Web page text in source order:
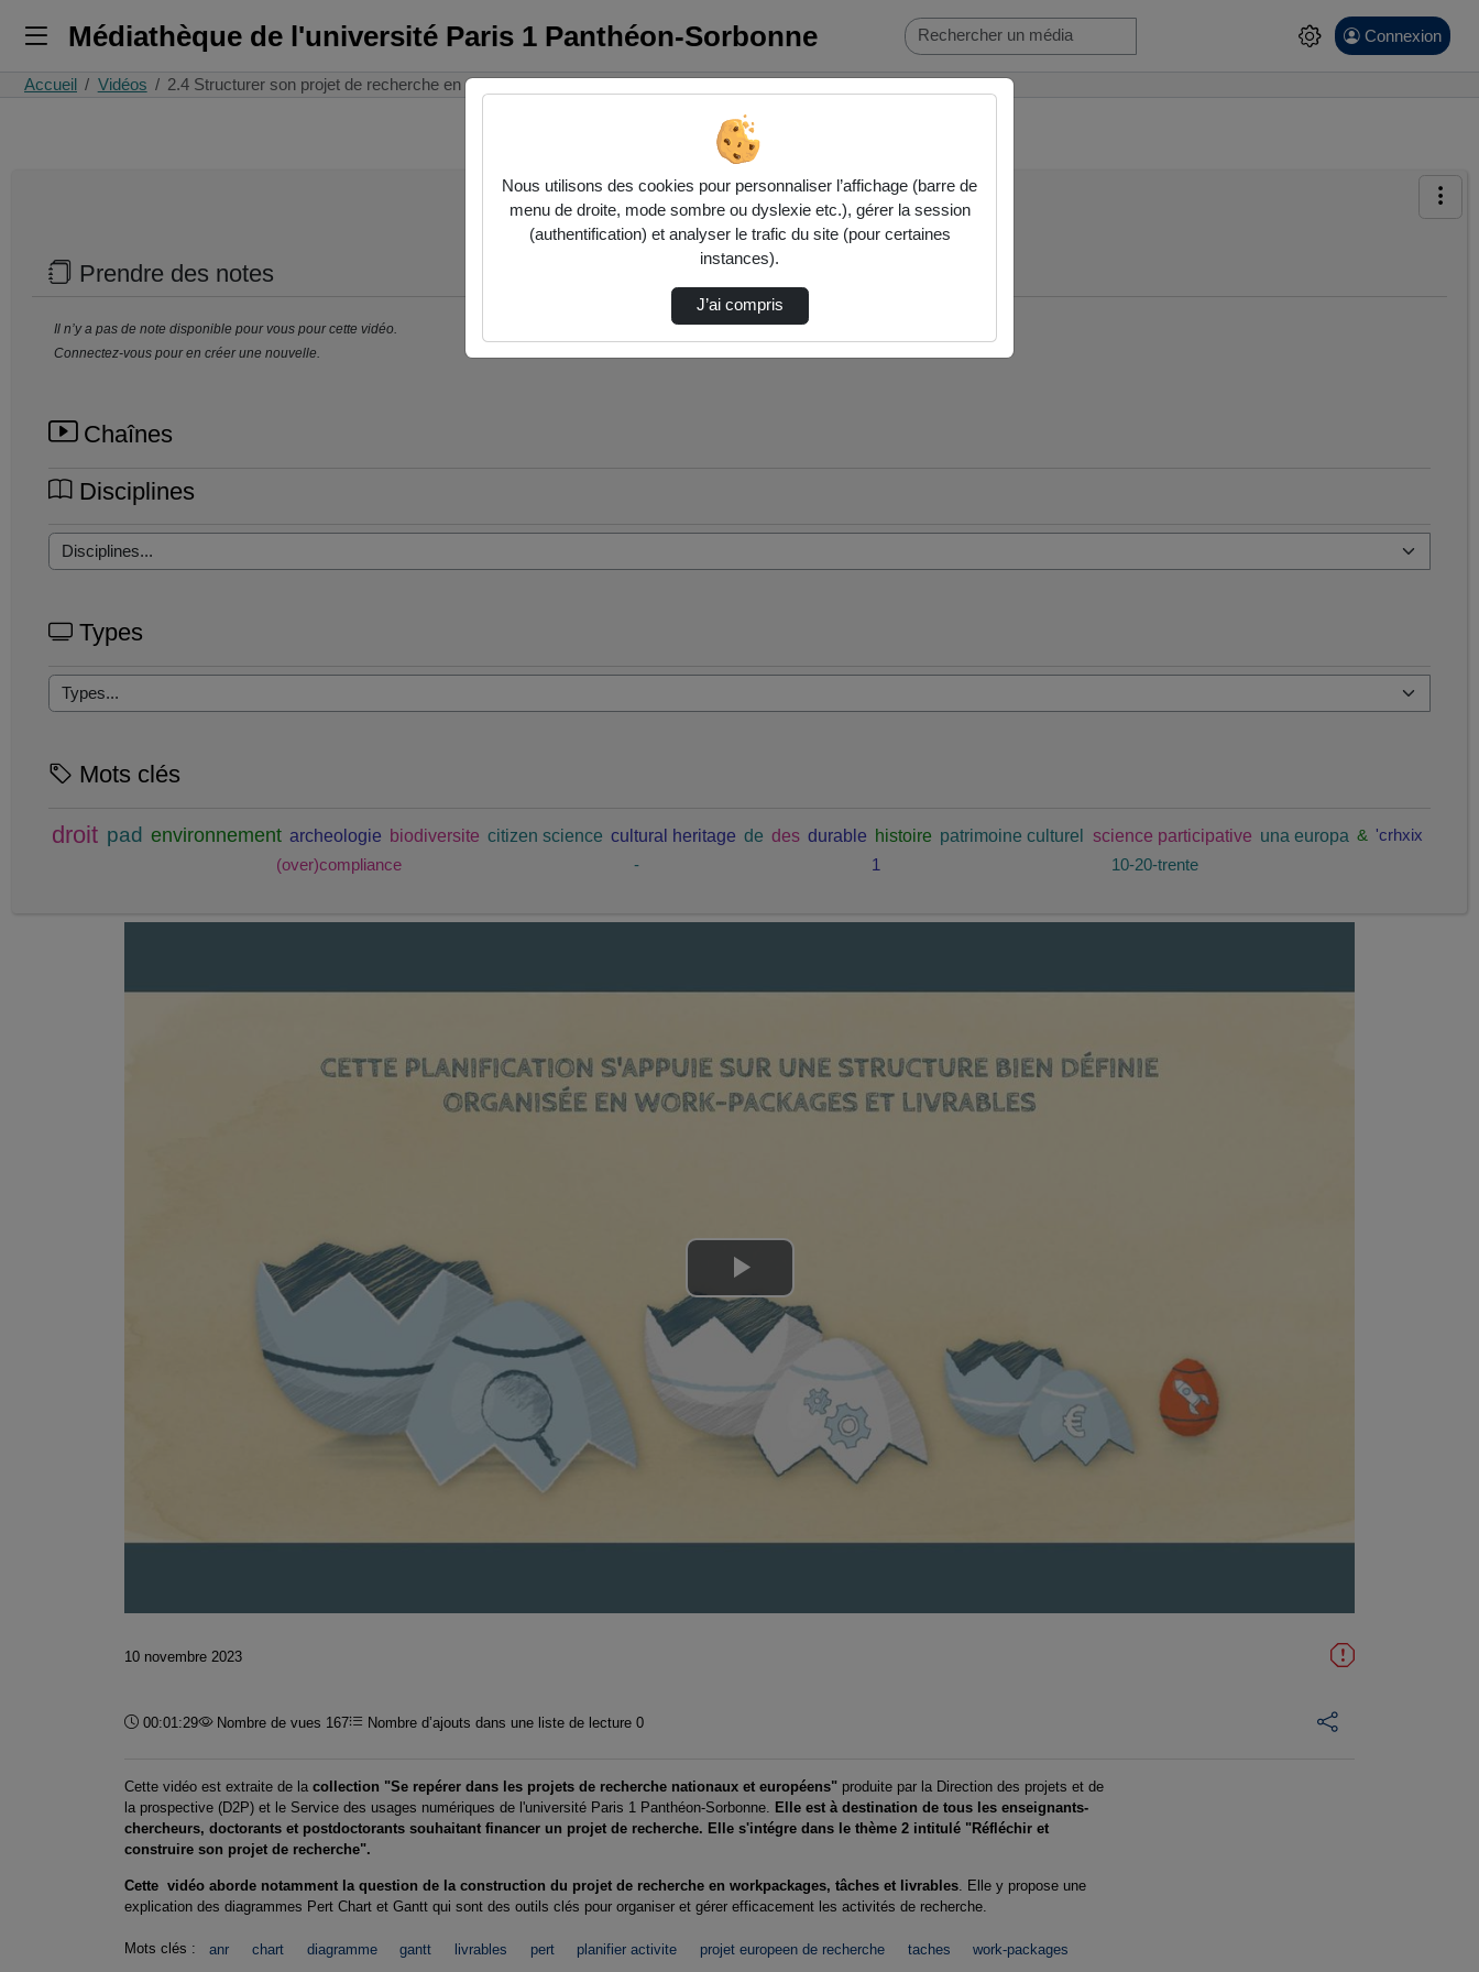
Médiathèque de l'université Paris 1 Panthéon-Sorbonne Connexion
Accueil Vidéos 2.4 Structurer son projet de recherche en gr…
Prendre des notes
Il n’y a pas de note disponible pour vous pour cette vidéo.
Connectez-vous pour en créer une nouvelle.
Chaînes
Disciplines
Types
Mots clés
droit pad environnement archeologie biodiversite citizen science cultural heritage de des durable histoire patrimoine culturel science participative una europa & 'crhxix
(over)compliance
- 1 10-20-trente
Lire
la
vidéo
10 novembre 2023
Durée :
00:01:29 Nombre de vues 167 Nombre d’ajouts dans une liste de lecture 0
Cette vidéo est extraite de la collection "Se repérer dans les projets de recherche nationaux et européens" produite par la Direction des projets et de
la prospective (D2P) et le Service des usages numériques de l'université Paris 1 Panthéon-Sorbonne.
Elle est à destination de tous les enseignants-
chercheurs, doctorants et postdoctorants souhaitant financer un projet de recherche. Elle s'intégre dans le thème 2 intitulé "Réfléchir et
construire son projet de recherche".
Cette vidéo aborde notamment la question de la construction du projet de recherche en workpackages, tâches et livrables. Elle y propose une
explication des diagrammes Pert Chart et Gantt qui sont des outils clés pour organiser et gérer efficacement les activités de recherche.
Mots clés : anr chart diagramme gantt livrables pert planifier activite projet europeen de recherche taches work-packages
Nous utilisons des cookies pour personnaliser l’affichage (barre de
menu de droite, mode sombre ou dyslexie etc.), gérer la session
(authentification) et analyser le trafic du site (pour certaines
instances).
J’ai compris